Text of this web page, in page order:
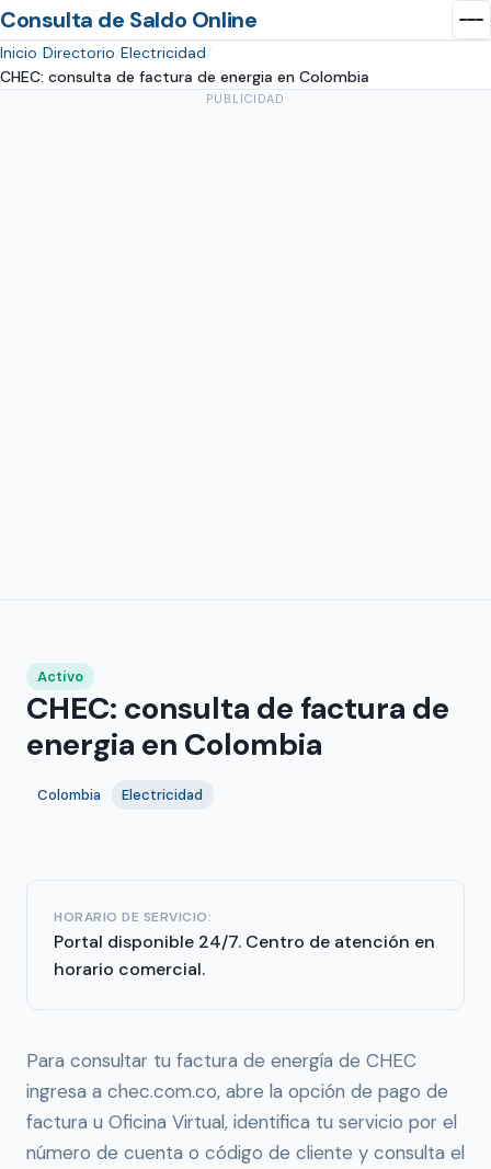
Consulta de Saldo Online
Inicio Directorio Electricidad
CHEC: consulta de factura de energia en Colombia
PUBLICIDAD
Activo
CHEC: consulta de factura de
energia en Colombia
Colombia Electricidad
HORARIO DE SERVICIO:
Portal disponible 24/7. Centro de atención en
horario comercial.
Para consultar tu factura de energía de CHEC
ingresa a chec.com.co, abre la opción de pago de
factura u Oficina Virtual, identifica tu servicio por el
número de cuenta o código de cliente y consulta el